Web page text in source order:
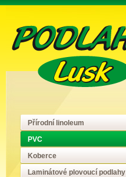
Přírodní linoleum
PVC
Koberce
Laminátové plovoucí podlahy